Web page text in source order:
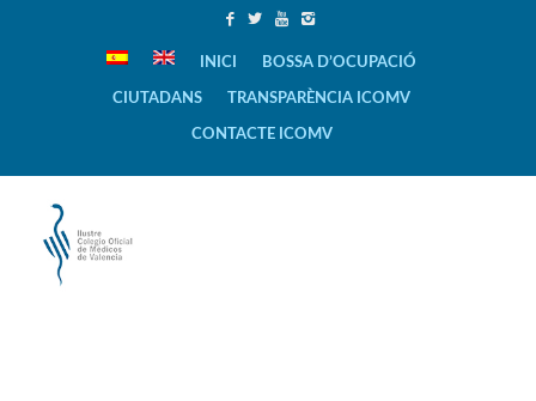
INICI BOSSA D’OCUPACIÓ
CIUTADANS TRANSPARÈNCIA ICOMV
CONTACTE ICOMV